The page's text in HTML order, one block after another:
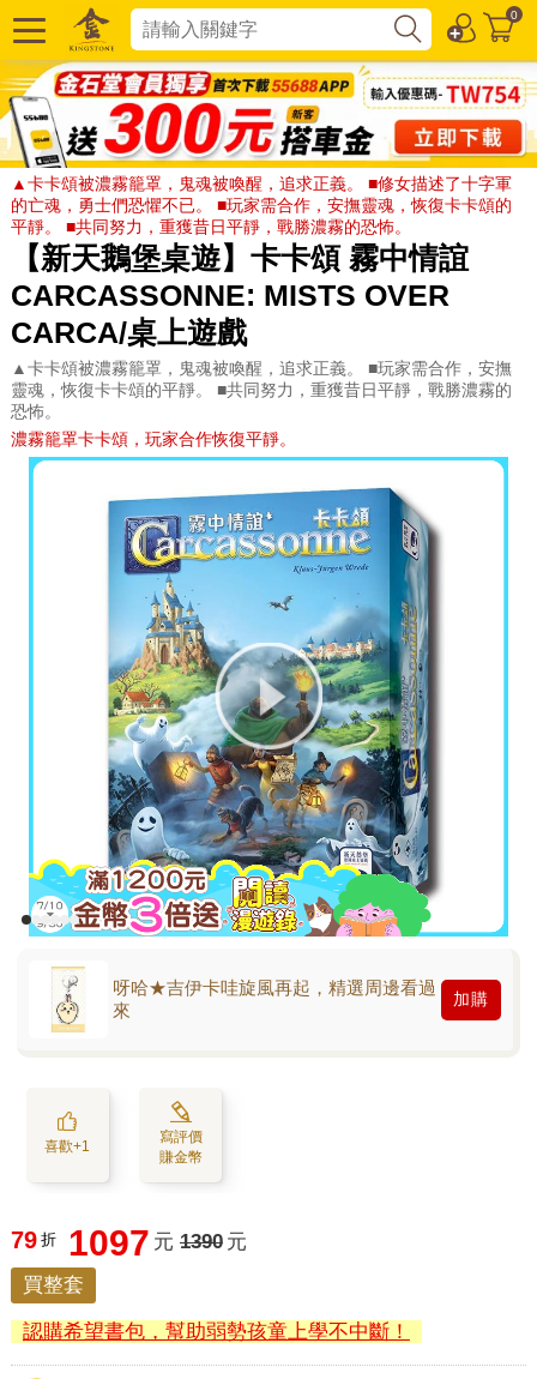
0
▲卡卡頌被濃霧籠罩，鬼魂被喚醒，追求正義。 ■修女描述了十字軍
的亡魂，勇士們恐懼不已。 ■玩家需合作，安撫靈魂，恢復卡卡頌的
平靜。 ■共同努力，重獲昔日平靜，戰勝濃霧的恐怖。
【新天鵝堡桌遊】卡卡頌 霧中情誼
CARCASSONNE: MISTS OVER
CARCA/桌上遊戲
▲卡卡頌被濃霧籠罩，鬼魂被喚醒，追求正義。 ■玩家需合作，安撫
靈魂，恢復卡卡頌的平靜。 ■共同努力，重獲昔日平靜，戰勝濃霧的
恐怖。
濃霧籠罩卡卡頌，玩家合作恢復平靜。
呀哈★吉伊卡哇旋風再起，精選周邊看過
來
加購
喜歡+1
寫評價
賺金幣
79 折 1097 元 1390 元
買整套
認購希望書包，幫助弱勢孩童上學不中斷！